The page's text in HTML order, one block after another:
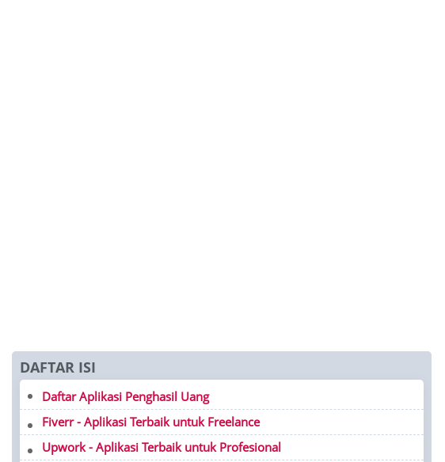
DAFTAR ISI
Daftar Aplikasi Penghasil Uang
Fiverr - Aplikasi Terbaik untuk Freelance
Upwork - Aplikasi Terbaik untuk Profesional